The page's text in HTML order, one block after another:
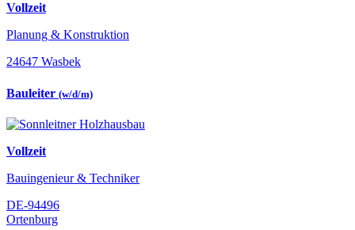
Vollzeit
Planung & Konstruktion
24647 Wasbek
Bauleiter (w/d/m)
Vollzeit
Bauingenieur & Techniker
DE-94496
Ortenburg